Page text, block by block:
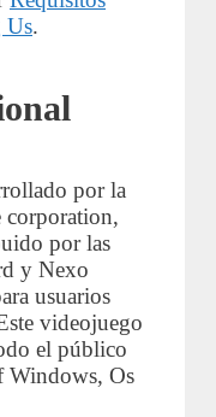
Us.
por la
corporation,
por las
y Nexo
usuarios
videojuego
el público
Windows, Os